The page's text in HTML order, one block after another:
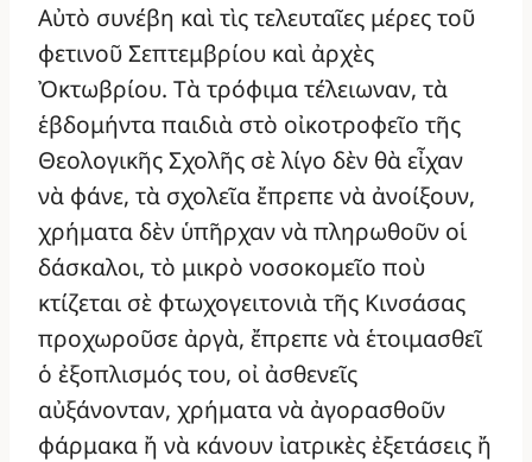
Αὐτὸ συνέβη καὶ τὶς τελευταῖες μέρες τοῦ
φετινοῦ Σεπτεμβρίου καὶ ἀρχὲς
Ὀκτωβρίου. Τὰ τρόφιμα τέλειωναν, τὰ
ἑβδομήντα παιδιὰ στὸ οἰκοτροφεῖο τῆς
Θεολογικῆς Σχολῆς σὲ λίγο δὲν θὰ εἶχαν
νὰ φάνε, τὰ σχολεῖα ἔπρεπε νὰ ἀνοίξουν,
χρήματα δὲν ὑπῆρχαν νὰ πληρωθοῦν οἱ
δάσκαλοι, τὸ μικρὸ νοσοκομεῖο ποὺ
κτίζεται σὲ φτωχογειτονιὰ τῆς Κινσάσας
προχωροῦσε ἀργὰ, ἔπρεπε νὰ ἑτοιμασθεῖ
ὁ ἐξοπλισμός του, οἰ ἀσθενεῖς
αὐξάνονταν, χρήματα νὰ ἀγορασθοῦν
φάρμακα ἤ νὰ κάνουν ἰατρικὲς ἐξετάσεις ἤ